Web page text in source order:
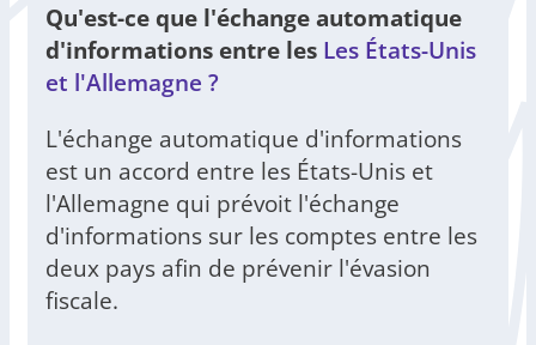
Qu'est-ce que l'échange automatique
d'informations entre les Les États-Unis
et l'Allemagne ?
L'échange automatique d'informations
est un accord entre les États-Unis et
l'Allemagne qui prévoit l'échange
d'informations sur les comptes entre les
deux pays afin de prévenir l'évasion
fiscale.